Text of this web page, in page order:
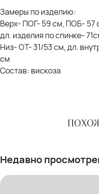
Замеры по изделию:
Верх- ПОГ- 59 см, ПОБ- 57
дл. изделия по спинке-
Низ- ОТ- 31/53 см, дл.
см
Состав: вискоза
Недавно